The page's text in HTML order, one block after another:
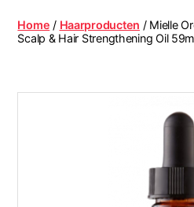
Beauty
Centre
Home / Haarproducten / Mielle
Scalp & Hair Strengthening Oil